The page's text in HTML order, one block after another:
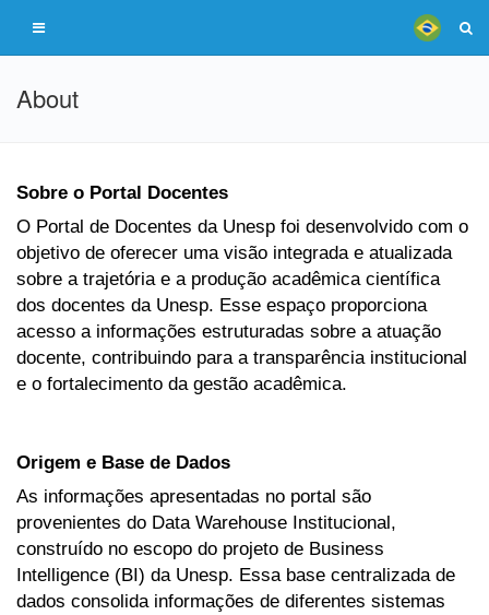
About
Sobre o Portal Docentes
O Portal de Docentes da Unesp foi desenvolvido com o
objetivo de oferecer uma visão integrada e atualizada
sobre a trajetória e a produção acadêmica científica
dos docentes da Unesp. Esse espaço proporciona
acesso a informações estruturadas sobre a atuação
docente, contribuindo para a transparência institucional
e o fortalecimento da gestão acadêmica.
Origem e Base de Dados
As informações apresentadas no portal são
provenientes do Data Warehouse Institucional,
construído no escopo do projeto de Business
Intelligence (BI) da Unesp. Essa base centralizada de
dados consolida informações de diferentes sistemas